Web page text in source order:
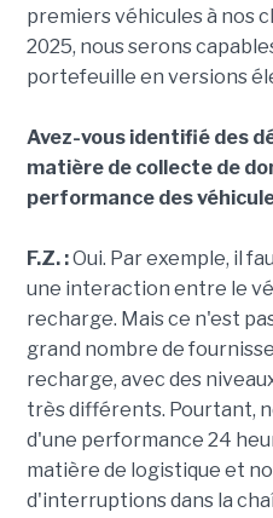
premiers véhicules à nos
2025, nous serons
portefeuille en versions
Avez-vous identifié des
matière de collecte de
performance des
F.Z. :Oui. Par exemple, il
une interaction entre le
recharge. Mais ce n'est
grand nombre de
recharge, avec des
très différents. Pourtant,
d'une performance 24
matière de logistique et
d'interruptions dans la